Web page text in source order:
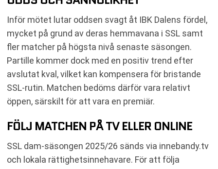
Inför mötet lutar oddsen svagt åt IBK Dalens fördel,
mycket på grund av deras hemmavana i SSL samt
fler matcher på högsta nivå senaste säsongen.
Partille kommer dock med en positiv trend efter
avslutat kval, vilket kan kompensera för bristande
SSL-rutin. Matchen bedöms därför vara relativt
öppen, särskilt för att vara en premiär.
FÖLJ MATCHEN PÅ TV ELLER ONLINE
SSL dam-säsongen 2025/26 sänds via innebandy.tv
och lokala rättighetsinnehavare. För att följa